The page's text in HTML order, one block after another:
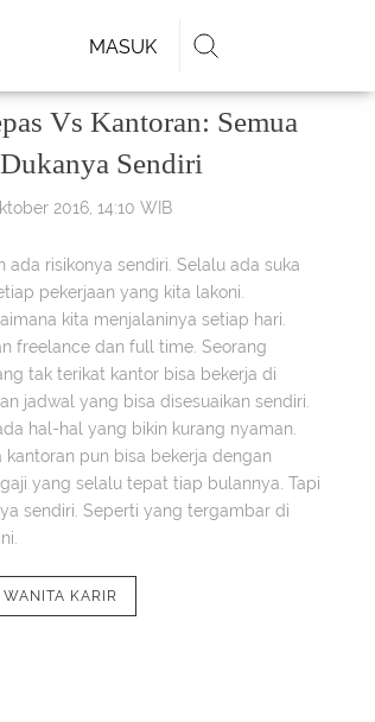
MASUK
Vs Kantoran: Semua
Sendiri
2016, 14:10 WIB
ada risikonya sendiri. Selalu ada suka
pekerjaan yang kita lakoni.
kita menjalaninya setiap hari.
freelance dan full time. Seorang
tak terikat kantor bisa bekerja di
jadwal yang bisa disesuaikan sendiri.
hal-hal yang bikin kurang nyaman.
kantoran pun bisa bekerja dengan
yang selalu tepat tiap bulannya. Tapi
sendiri. Seperti yang tergambar di
WANITA KARIR